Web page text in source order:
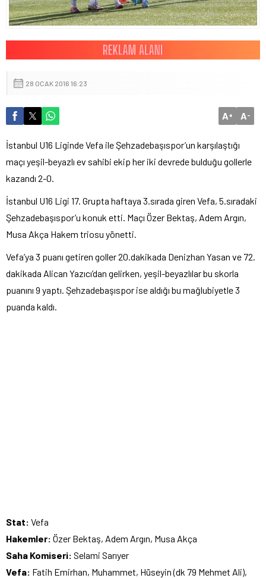
28 OCAK 2016 16:23
A+ A-
İstanbul U16 Liginde Vefa ile Şehzadebaşıspor’un karşılaştığı
maçı yeşil-beyazlı ev sahibi ekip her iki devrede bulduğu gollerle
kazandı 2-0.
İstanbul U16 Ligi 17. Grupta haftaya 3.sırada giren Vefa, 5.sıradaki
Şehzadebaşıspor’u konuk etti. Maçı Özer Bektaş, Adem Argın,
Musa Akça Hakem triosu yönetti.
Vefa’ya 3 puanı getiren goller 20.dakikada Denizhan Yasan ve 72.
dakikada Alican Yazıcı’dan gelirken, yeşil-beyazlılar bu skorla
puanını 9 yaptı. Şehzadebaşıspor ise aldığı bu mağlubiyetle 3
puanda kaldı.
Stat: Vefa
Hakemler: Özer Bektaş, Adem Argın, Musa Akça
Saha Komiseri: Selami Sarıyer
Vefa: Fatih Emirhan, Muhammet, Hüseyin (dk 79 Mehmet Ali),